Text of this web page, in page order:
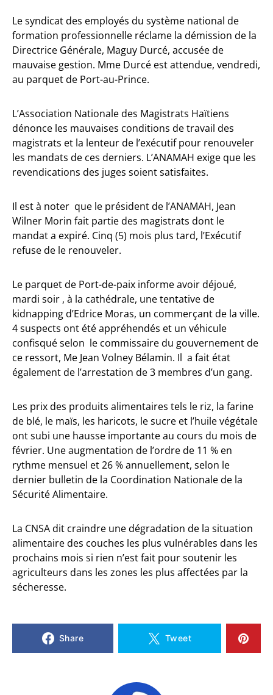
Le syndicat des employés du système national de
formation professionnelle réclame la démission de la
Directrice Générale, Maguy Durcé, accusée de
mauvaise gestion. Mme Durcé est attendue, vendredi,
au parquet de Port-au-Prince.
L’Association Nationale des Magistrats Haïtiens
dénonce les mauvaises conditions de travail des
magistrats et la lenteur de l’exécutif pour renouveler
les mandats de ces derniers. L’ANAMAH exige que les
revendications des juges soient satisfaites.
Il est à noter que le président de l’ANAMAH, Jean
Wilner Morin fait partie des magistrats dont le
mandat a expiré. Cinq (5) mois plus tard, l’Exécutif
refuse de le renouveler.
Le parquet de Port-de-paix informe avoir déjoué,
mardi soir , à la cathédrale, une tentative de
kidnapping d’Edrice Moras, un commerçant de la ville.
4 suspects ont été appréhendés et un véhicule
confisqué selon le commissaire du gouvernement de
ce ressort, Me Jean Volney Bélamin. Il a fait état
également de l’arrestation de 3 membres d’un gang.
Les prix des produits alimentaires tels le riz, la farine
de blé, le maïs, les haricots, le sucre et l’huile végétale
ont subi une hausse importante au cours du mois de
février. Une augmentation de l’ordre de 11 % en
rythme mensuel et 26 % annuellement, selon le
dernier bulletin de la Coordination Nationale de la
Sécurité Alimentaire.
La CNSA dit craindre une dégradation de la situation
alimentaire des couches les plus vulnérables dans les
prochains mois si rien n’est fait pour soutenir les
agriculteurs dans les zones les plus affectées par la
sécheresse.
Share Tweet